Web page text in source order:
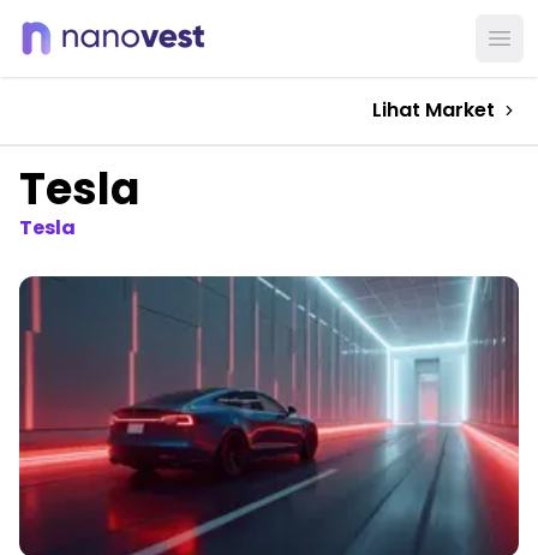
Lihat Market
Tesla
Tesla